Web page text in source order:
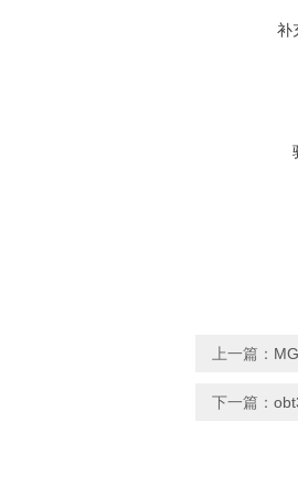
补
上一篇：
下一篇：